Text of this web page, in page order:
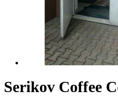
Serikov Coffee